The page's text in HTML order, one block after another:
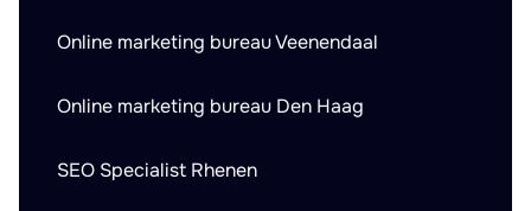
Online marketing bureau Veenendaal
Online marketing bureau Den Haag
SEO Specialist Rhenen